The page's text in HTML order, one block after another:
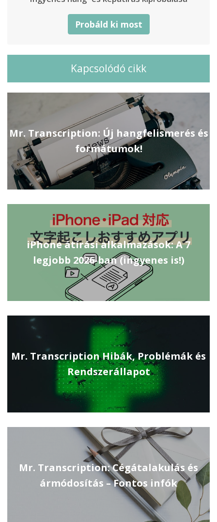
Probáld ki most
Kapcsolódó cikk
Mr. Transcription: Új hangfelismerés és
formátumok!
iPhone átírási alkalmazások: A 7
legjobb 2026-ban (ingyenes is!)
Mr. Transcription Hibák, Problémák és
Rendszerállapot
Mr. Transcription: Cégátalakulás és
ármódosítás – Fontos infók